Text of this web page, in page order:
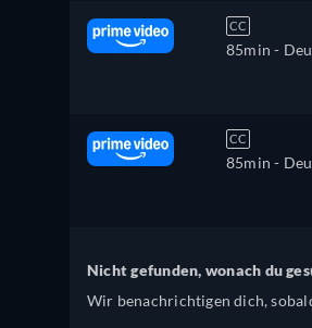
CC
85min -
CC
85min -
Nicht gefunden, wonach du
Wir benachrichtigen dich,